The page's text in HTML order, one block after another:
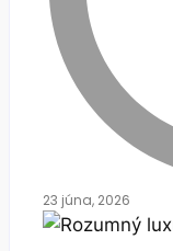
23 júna, 2026